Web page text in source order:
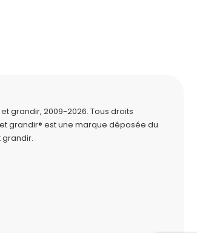
grandir, 2009-2026. Tous droits
grandir® est une marque déposée du
grandir.